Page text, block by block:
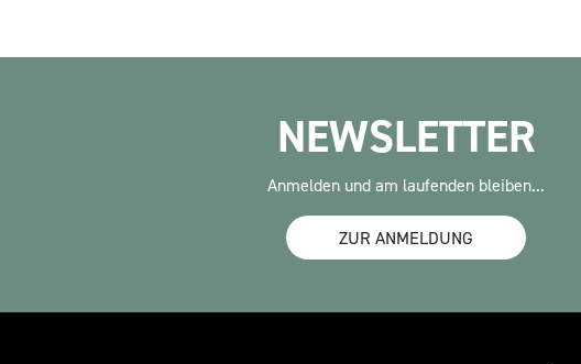
NEWSLETTER
Anmelden und am laufenden bleiben...
ZUR ANMELDUNG